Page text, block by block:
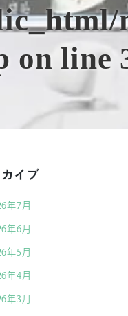
on line
イブ
年7月
年6月
年5月
年4月
年3月